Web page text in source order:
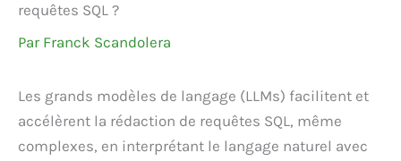
requêtes SQL ?
Par Franck Scandolera
Les grands modèles de langage (LLMs) facilitent et
accélèrent la rédaction de requêtes SQL, même
complexes, en interprétant le langage naturel avec